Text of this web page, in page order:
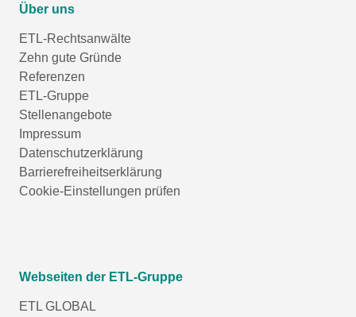
Über uns
ETL-Rechtsanwälte
Zehn gute Gründe
Referenzen
ETL-Gruppe
Stellenangebote
Impressum
Datenschutzerklärung
Barrierefreiheitserklärung
Cookie-Einstellungen prüfen
Webseiten der ETL-Gruppe
ETL GLOBAL